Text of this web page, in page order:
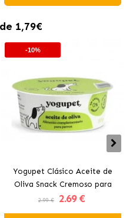
1,79€
-10%
Yogupet Clásico Aceite de
Oliva Snack Cremoso para
Perros
2.99 € 2.69 €